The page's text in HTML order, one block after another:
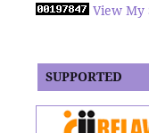
View My
SUPPORTED